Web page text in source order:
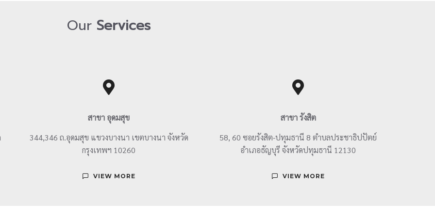
Our Services
สาขา อุดมสุข
344,346 ถ.อุดมสุข แขวงบางนา เขตบางนา จังหวัด
กรุงเทพฯ 10260
VIEW MORE
สาขา รังสิต
58, 60 ซอยรังสิต-ปทุมธานี 8 ตำบลประชาธิปปัตย์
อำเภอธัญบุรี จังหวัดปทุมธานี 12130
VIEW MORE